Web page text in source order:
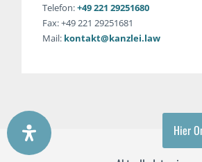
Hier
Telefon:+49 221 29251680
Fax: +49 221 29251681
Mail: kontakt@kanzlei.law